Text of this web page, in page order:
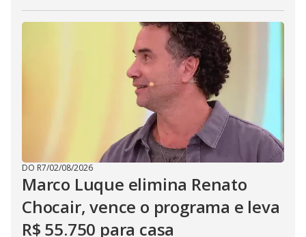
DO R7/02/08/2026
Marco Luque elimina Renato
Chocair, vence o programa e leva
R$ 55.750 para casa